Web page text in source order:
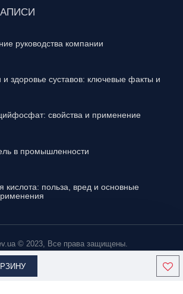
руководства компании
здоровье суставов: ключевые факты и
свойства и применение
в промышленности
кислота: польза, вред и основные
© 2023, Все права защищены.